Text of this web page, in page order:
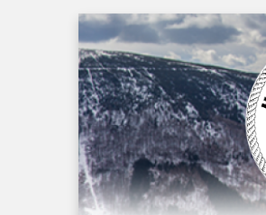
Přejít
k
obsahu